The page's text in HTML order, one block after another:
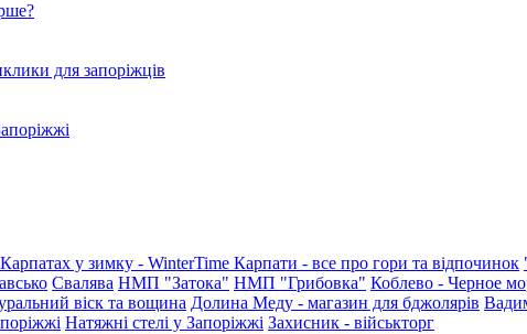
для запоріжців
у зимку - WinterTime Карпати - все про гори та відпочинок
Свалява НМП "Затока" НМП "Грибовка" Коблево - Черное
віск та вощина Долина Меду - магазин для бджолярів
Натяжні стелі у Запоріжжі Захисник - військторг